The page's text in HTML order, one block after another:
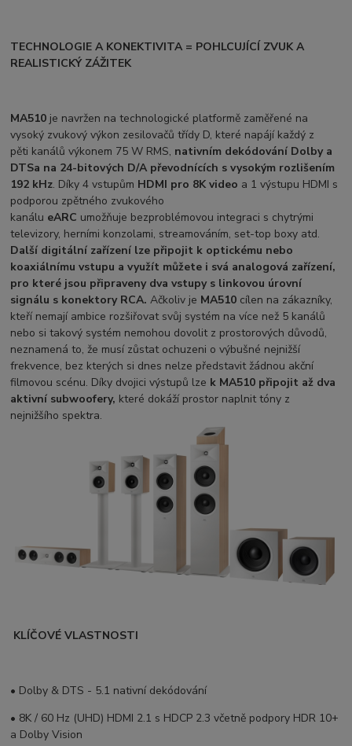
TECHNOLOGIE A KONEKTIVITA = POHLCUJÍCÍ ZVUKA
REALISTICKÝ ZÁŽITEK
MA510 je navržen na technologické platformě zaměřené na
vysoký zvukový výkon zesilovačů třídy D, které napájí každý z
pěti kanálů výkonem 75 W RMS, nativním dekódování Dolby a
DTSa na 24-bitových D/A převodnících s vysokým rozlišením
192 kHz. Díky 4 vstupům HDMI pro 8K video a 1 výstupu HDMI s
podporou zpětného zvukového
kanálu eARC umožňuje bezproblémovou integraci s chytrými
televizory, herními konzolami, streamováním, set-top boxy atd.
Další digitální zařízení lze připojit k optickému nebo
koaxiálnímu vstupu a využít můžete i svá analogová zařízení,
pro které jsou připraveny dva vstupy s linkovou úrovní
signálu s konektory RCA.Ačkoliv je MA510 cílen na zákazníky,
kteří nemají ambice rozšiřovat svůj systém na více než 5 kanálů
nebo si takový systém nemohou dovolit z prostorových důvodů,
neznamená to, že musí zůstat ochuzeni o výbušné nejnižší
frekvence, bez kterých si dnes nelze představit žádnou akční
filmovou scénu. Díky dvojici výstupů lze k MA510 připojit až dva
aktivní subwoofery, které dokáží prostor naplnit tóny z
nejnižšího spektra.
KLÍČOVÉ VLASTNOSTI
• Dolby & DTS - 5.1 nativní dekódování
• 8K / 60 Hz (UHD) HDMI 2.1 s HDCP 2.3 včetně podpory HDR 10+
a Dolby Vision